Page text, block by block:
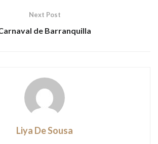
Next Post
de Barranquilla
Liya De Sousa